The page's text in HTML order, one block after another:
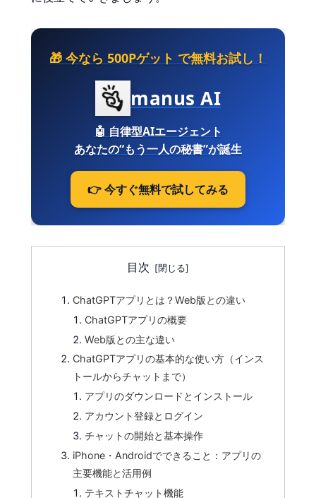
🎁 今なら 500Pゲット で無料お試し！
manus AI
🤖 自律型AIエージェント
あなたの“もう一人の秘書”が誕生
👉 今すぐ無料で試してみる
目次
ChatGPTアプリとは？Web版との違い
ChatGPTアプリの概要
Web版との主な違い
ChatGPTアプリの基本的な使い方（インス
トールからチャットまで）
アプリのダウンロードとインストール
アカウント登録とログイン
チャットの開始と基本操作
iPhone・Androidでできること：アプリの
主要機能と活用例
テキストチャット機能